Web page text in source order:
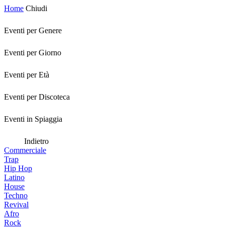
Home Chiudi
Eventi per Genere
Eventi per Giorno
Eventi per Età
Eventi per Discoteca
Eventi in Spiaggia
Indietro
Commerciale
Trap
Hip Hop
Latino
House
Techno
Revival
Afro
Rock